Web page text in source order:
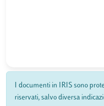
I documenti in IRIS sono
riservati, salvo diversa